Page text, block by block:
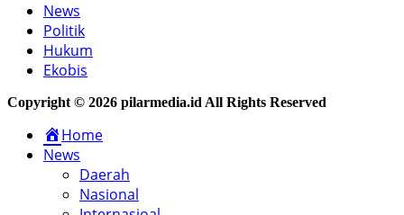
News
Politik
Hukum
Ekobis
Copyright © 2026 pilarmedia.id All Rights Reserved
Home
News
Daerah
Nasional